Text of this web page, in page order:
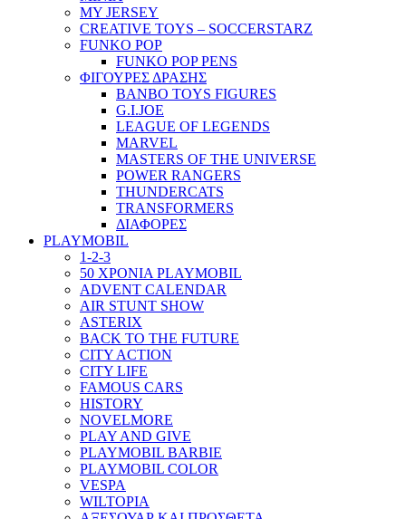
MY JERSEY
CREATIVE TOYS – SOCCERSTARZ
FUNKO POP
FUNKO POP PENS
ΦΙΓΟΥΡΕΣ ΔΡΑΣΗΣ
BANBO TOYS FIGURES
G.I.JOE
LEAGUE OF LEGENDS
MARVEL
MASTERS OF THE UNIVERSE
POWER RANGERS
THUNDERCATS
TRANSFORMERS
ΔΙΑΦΟΡΕΣ
PLAYMOBIL
1-2-3
50 ΧΡΟΝΙΑ PLAYMOBIL
ADVENT CALENDAR
AIR STUNT SHOW
ASTERIX
BACK TO THE FUTURE
CITY ACTION
CITY LIFE
FAMOUS CARS
HISTORY
NOVELMORE
PLAY AND GIVE
PLAYMOBIL BARBIE
PLAYMOBIL COLOR
VESPA
WILTOPIA